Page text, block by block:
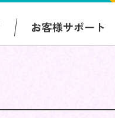
お客様サポート